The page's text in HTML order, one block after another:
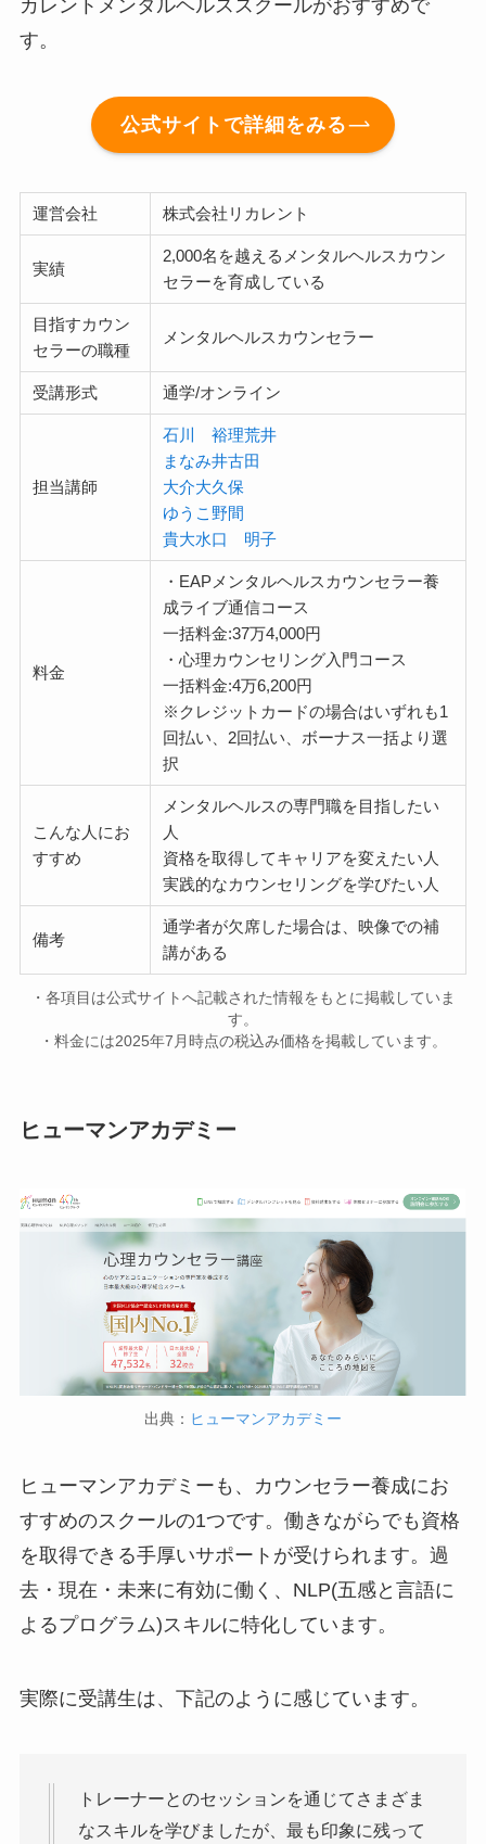
カレントメンタルヘルススクールがおすすめで
す。
公式サイトで詳細をみる
運営会社 株式会社リカレント
実績
2,000名を越えるメンタルヘルスカウン
セラーを育成している
目指すカウン
セラーの職種
メンタルヘルスカウンセラー
受講形式 通学/オンライン
担当講師
石川 裕理荒井
まなみ井古田
大介大久保
ゆうこ 野間
貴大水口 明子
料金
・EAPメンタルヘルスカウンセラー養
成ライブ通信コース
一括料金:37万4,000円
・心理カウンセリング入門コース
一括料金:4万6,200円
※クレジットカードの場合はいずれも1
回払い、2回払い、ボーナス一括より選
択
こんな人にお
すすめ
メンタルヘルスの専門職を目指したい
人
資格を取得してキャリアを変えたい人
実践的なカウンセリングを学びたい人
備考
通学者が欠席した場合は、映像での補
講がある
・各項目は公式サイトへ記載された情報をもとに掲載していま
す。
・料金には2025年7月時点の税込み価格を掲載しています。
ヒューマンアカデミー
出典： ヒューマンアカデミー
ヒューマンアカデミーも、カウンセラー養成にお
すすめのスクールの1つです。働きながらでも資格
を取得できる手厚いサポートが受けられます。過
去・現在・未来に有効に働く、NLP(五感と言語に
よるプログラム)スキルに特化しています。
実際に受講生は、下記のように感じています。
トレーナーとのセッションを通じてさまざま
なスキルを学びましたが、最も印象に残って